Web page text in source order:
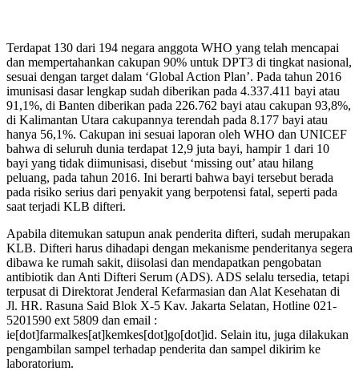
Terdapat 130 dari 194 negara anggota WHO yang telah mencapai
dan mempertahankan cakupan 90% untuk DPT3 di tingkat nasional,
sesuai dengan target dalam ‘Global Action Plan’. Pada tahun 2016
imunisasi dasar lengkap sudah diberikan pada 4.337.411 bayi atau
91,1%, di Banten diberikan pada 226.762 bayi atau cakupan 93,8%,
di Kalimantan Utara cakupannya terendah pada 8.177 bayi atau
hanya 56,1%. Cakupan ini sesuai laporan oleh WHO dan UNICEF
bahwa di seluruh dunia terdapat 12,9 juta bayi, hampir 1 dari 10
bayi yang tidak diimunisasi, disebut ‘missing out’ atau hilang
peluang, pada tahun 2016. Ini berarti bahwa bayi tersebut berada
pada risiko serius dari penyakit yang berpotensi fatal, seperti pada
saat terjadi KLB difteri.
Apabila ditemukan satupun anak penderita difteri, sudah merupakan
KLB. Difteri harus dihadapi dengan mekanisme penderitanya segera
dibawa ke rumah sakit, diisolasi dan mendapatkan pengobatan
antibiotik dan Anti Difteri Serum (ADS). ADS selalu tersedia, tetapi
terpusat di Direktorat Jenderal Kefarmasian dan Alat Kesehatan di
Jl. HR. Rasuna Said Blok X-5 Kav. Jakarta Selatan, Hotline 021-
5201590 ext 5809 dan email :
ie[dot]farmalkes[at]kemkes[dot]go[dot]id. Selain itu, juga dilakukan
pengambilan sampel terhadap penderita dan sampel dikirim ke
laboratorium.